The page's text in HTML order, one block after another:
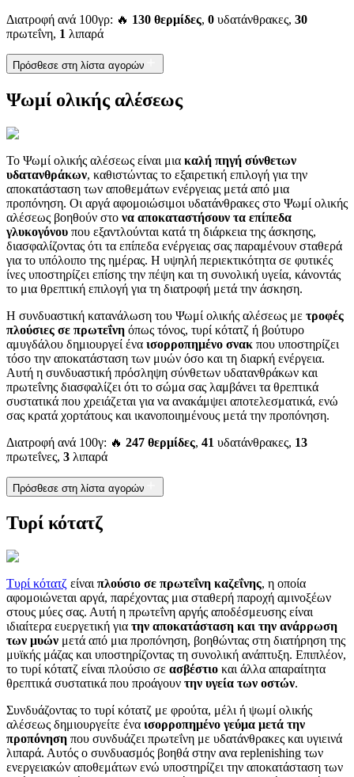
Διατροφή ανά 100γρ: 🔥 130 θερμίδες, 0 υδατάνθρακες, 30
πρωτεΐνη, 1 λιπαρά
Πρόσθεσε στη λίστα αγορών
Ψωμί ολικής αλέσεως
Το Ψωμί ολικής αλέσεως είναι μια καλή πηγή σύνθετων
υδατανθράκων, καθιστώντας το εξαιρετική επιλογή για την
αποκατάσταση των αποθεμάτων ενέργειας μετά από μια
προπόνηση. Οι αργά αφομοιώσιμοι υδατάνθρακες στο Ψωμί ολικής
αλέσεως βοηθούν στο να αποκαταστήσουν τα επίπεδα
γλυκογόνου που εξαντλούνται κατά τη διάρκεια της άσκησης,
διασφαλίζοντας ότι τα επίπεδα ενέργειας σας παραμένουν σταθερά
για το υπόλοιπο της ημέρας. Η υψηλή περιεκτικότητα σε φυτικές
ίνες υποστηρίζει επίσης την πέψη και τη συνολική υγεία, κάνοντάς
το μια θρεπτική επιλογή για τη διατροφή μετά την άσκηση.
Η συνδυαστική κατανάλωση του Ψωμί ολικής αλέσεως με τροφές
πλούσιες σε πρωτεΐνη όπως τόνος, τυρί κότατζ ή βούτυρο
αμυγδάλου δημιουργεί ένα ισορροπημένο σνακ που υποστηρίζει
τόσο την αποκατάσταση των μυών όσο και τη διαρκή ενέργεια.
Αυτή η συνδυαστική πρόσληψη σύνθετων υδατανθράκων και
πρωτεΐνης διασφαλίζει ότι το σώμα σας λαμβάνει τα θρεπτικά
συστατικά που χρειάζεται για να ανακάμψει αποτελεσματικά, ενώ
σας κρατά χορτάτους και ικανοποιημένους μετά την προπόνηση.
Διατροφή ανά 100γ: 🔥 247 θερμίδες, 41 υδατάνθρακες, 13
πρωτεΐνες, 3 λιπαρά
Πρόσθεσε στη λίστα αγορών
Τυρί κότατζ
Τυρί κότατζ είναι πλούσιο σε πρωτεΐνη καζεΐνης, η οποία
αφομοιώνεται αργά, παρέχοντας μια σταθερή παροχή αμινοξέων
στους μύες σας. Αυτή η πρωτεΐνη αργής αποδέσμευσης είναι
ιδιαίτερα ευεργετική για την αποκατάσταση και την ανάρρωση
των μυών μετά από μια προπόνηση, βοηθώντας στη διατήρηση της
μυϊκής μάζας και υποστηρίζοντας τη συνολική ανάπτυξη. Επιπλέον,
το τυρί κότατζ είναι πλούσιο σε ασβέστιο και άλλα απαραίτητα
θρεπτικά συστατικά που προάγουν την υγεία των οστών.
Συνδυάζοντας το τυρί κότατζ με φρούτα, μέλι ή ψωμί ολικής
αλέσεως δημιουργείτε ένα ισορροπημένο γεύμα μετά την
προπόνηση που συνδυάζει πρωτεΐνη με υδατάνθρακες και υγιεινά
λιπαρά. Αυτός ο συνδυασμός βοηθά στην ανα replenishing των
ενεργειακών αποθεμάτων ενώ υποστηρίζει την αποκατάσταση των